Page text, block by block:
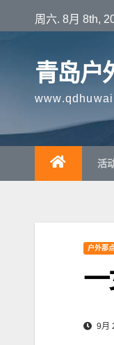
至
周六. 8月 8th,
青岛户
活
户外那
9月